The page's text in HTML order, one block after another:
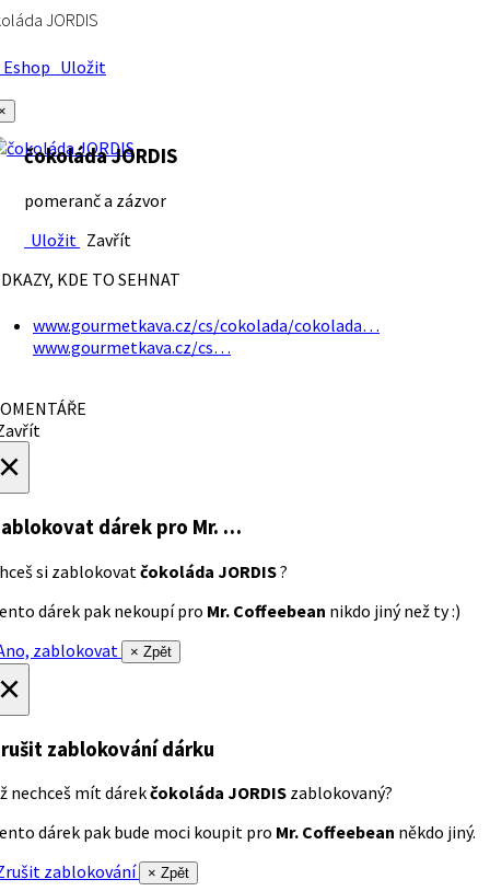
JORDIS
Uložit
čokoláda JORDIS
pomeranč a zázvor
Uložit Zavřít
KDE TO SEHNAT
www.gourmetkava.cz/cs/cokolada/cokolada…
www.gourmetkava.cz/cs…
dárek pro Mr. …
si zablokovat čokoláda JORDIS?
dárek pak nekoupí pro Mr. Coffeebean nikdo jiný než ty :)
zablokovat
× Zpět
zablokování dárku
nechceš mít dárekčokoláda JORDIS zablokovaný?
dárek pak bude moci koupit pro Mr. Coffeebean někdo jiný.
zablokování
× Zpět